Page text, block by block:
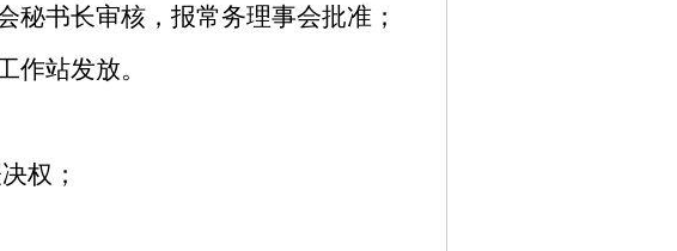
秘书长审核，报常务理事会批准；
作站发放。
权；